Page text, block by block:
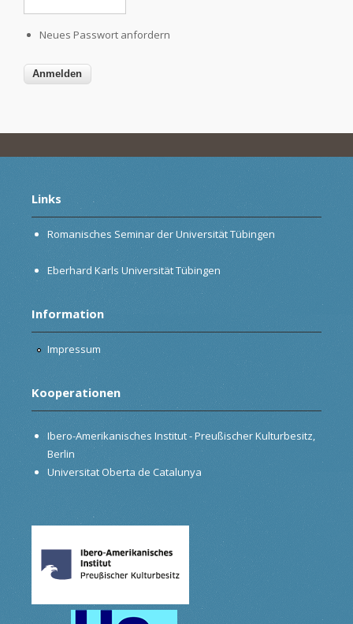
Neues Passwort anfordern
Links
Romanisches Seminar der Universität Tübingen
Eberhard Karls Universität Tübingen
Information
Impressum
Kooperationen
Ibero-Amerikanisches Institut - Preußischer Kulturbesitz,
Berlin
Universitat Oberta de Catalunya